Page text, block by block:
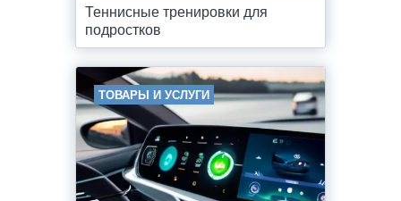
Теннисные тренировки для
подростков
ТОВАРЫ И УСЛУГИ